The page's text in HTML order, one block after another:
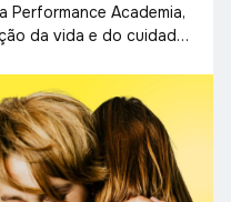
Performance Academia,
da vida e do cuidado